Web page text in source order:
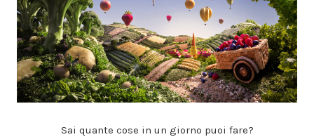
Sai quante cose in un giorno puoi fare?